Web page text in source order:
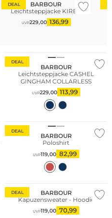
DEAL
BARBOUR
Leichtsteppjacke KIRBY
UVP229,00 136,99
DEAL
BARBOUR
Leichtsteppjacke CASHEL
GINGHAM COLLARLESS
UVP229,00 113,99
DEAL
BARBOUR
Poloshirt
UVP119,00 82,99
DEAL
BARBOUR
Kapuzensweater - Hoodie
UVP119,00 70,99